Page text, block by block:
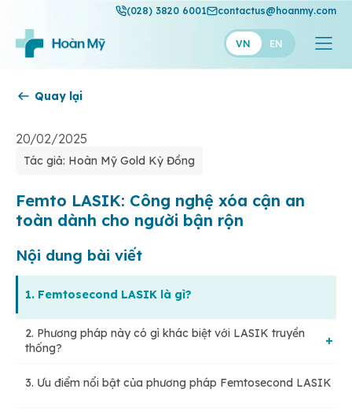
(028) 3820 6001 contactus@hoanmy.com
VN EN
Hạnh Phúc
Thuận Mỹ
Quay lại
20/02/2025
Tác giả: Hoàn Mỹ Gold Kỳ Đồng
Femto LASIK: Công nghệ xóa cận an
toàn dành cho người bận rộn
Nội dung bài viết
1. Femtosecond LASIK là gì?
2. Phương pháp này có gì khác biệt với LASIK truyền
thống?
2.1. Phương pháp LASIK truyền thống
3. Ưu điểm nổi bật của phương pháp Femtosecond LASIK